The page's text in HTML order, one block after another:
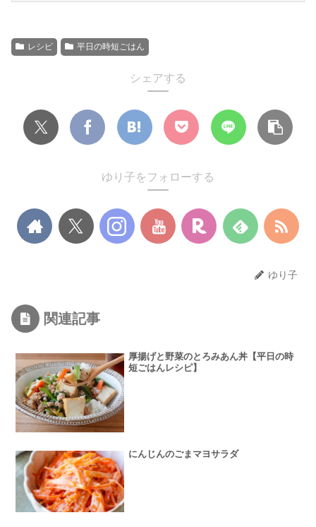
レシピ 平日の時短ごはん
シェアする
ゆり子をフォローする
ゆり子
関連記事
厚揚げと野菜のとろみあん丼【平日の時
短ごはんレシピ】
にんじんのごまマヨサラダ